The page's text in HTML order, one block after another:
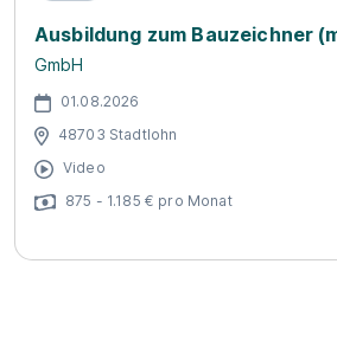
Ausbildung zum Bauzeichner
GmbH
01.08.2026
48703 Stadtlohn
Video
875 - 1.185 € pro Monat